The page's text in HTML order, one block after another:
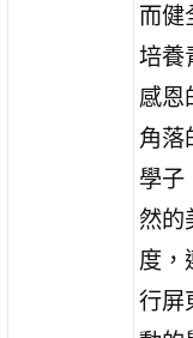
而健
培養
感恩
角落
學子
然的
度，
行屏